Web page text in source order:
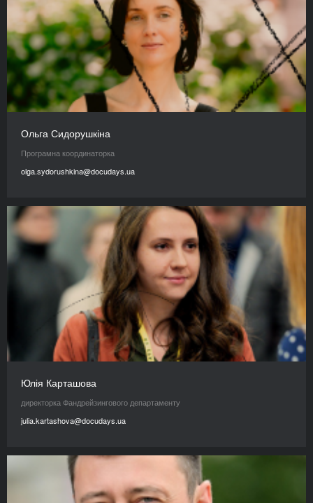
Ольга Сидорушкіна
Програмна координаторка
olga.sydorushkina@docudays.ua
Юлія Карташова
директорка Фандрейзингового департаменту
julia.kartashova@docudays.ua